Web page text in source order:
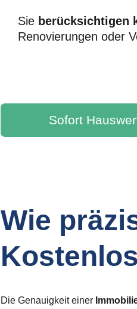
Sofort
Sie berücksichtigen
Renovierungen oder
Wie
Die Genauigkeit einer